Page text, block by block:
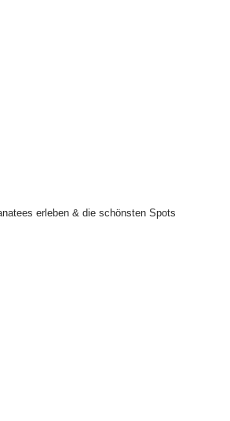
erleben & die schönsten Spots